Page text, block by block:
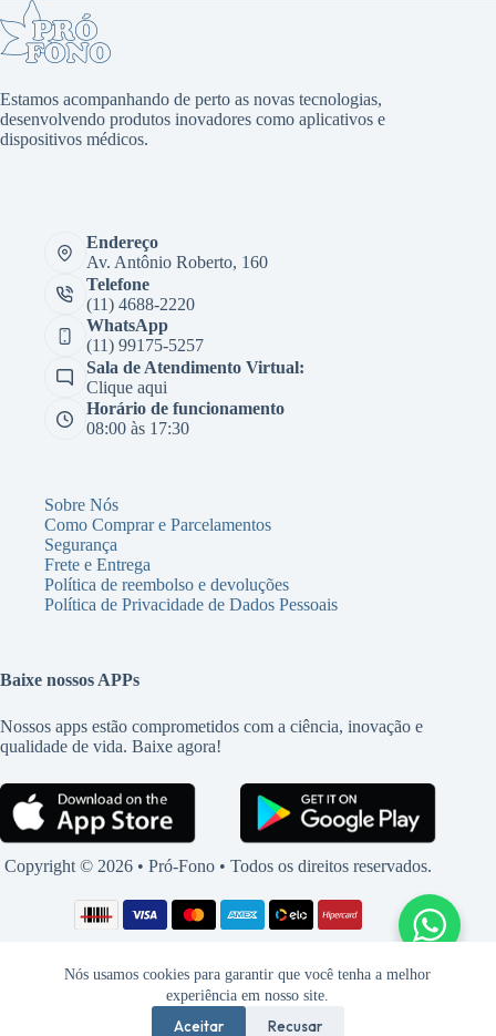
Nós usamos cookies para garantir que você tenha a melhor
experiência em nosso site.
Aceitar Recusar
Estamos acompanhando de perto as novas tecnologias,
desenvolvendo produtos inovadores como aplicativos e
dispositivos médicos.
Endereço
Av. Antônio Roberto, 160
Telefone
(11) 4688-2220
WhatsApp
(11) 99175-5257
Sala de Atendimento Virtual:
Clique aqui
Horário de funcionamento
08:00 às 17:30
Sobre Nós
Como Comprar e Parcelamentos
Segurança
Frete e Entrega
Política de reembolso e devoluções
Política de Privacidade de Dados Pessoais
Baixe nossos APPs
Nossos apps estão comprometidos com a ciência, inovação e
qualidade de vida. Baixe agora!
Copyright © 2026 • Pró-Fono • Todos os direitos reservados.